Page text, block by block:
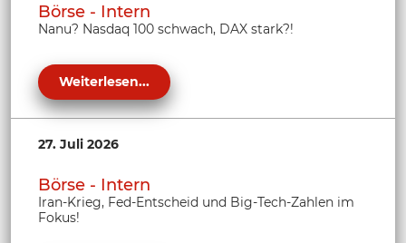
Börse - Intern
Nanu? Nasdaq 100 schwach, DAX stark?!
Weiterlesen...
27. Juli 2026
Börse - Intern
Iran-Krieg, Fed-Entscheid und Big-Tech-Zahlen im
Fokus!